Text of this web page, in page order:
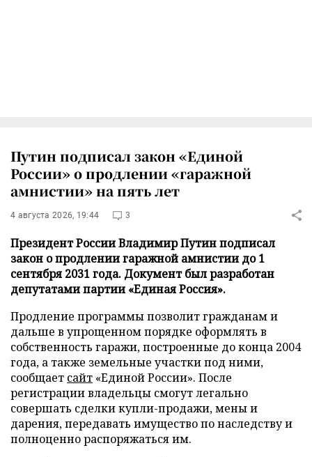
Путин подписал закон «Единой
России» о продлении «гаражной
амнистии» на пять лет
4 августа 2026, 19:44 3
Президент России Владимир Путин подписал
закон о продлении гаражной амнистии до 1
сентября 2031 года. Документ был разработан
депутатами партии «Единая Россия».
Продление программы позволит гражданам и
дальше в упрощенном порядке оформлять в
собственность гаражи, построенные до конца 2004
года, а также земельные участки под ними,
сообщает сайт «Единой России». После
регистрации владельцы смогут легально
совершать сделки купли-продажи, мены и
дарения, передавать имущество по наследству и
полноценно распоряжаться им.